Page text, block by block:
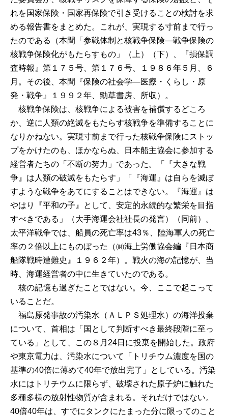
れを国家保険・国家再保険で引き受けることの検討を求
める報告書をまとめた。これが、実現する寸前まで行っ
たのである（本間「参戦体制と核戦争保険―戦争保険の
核戦争保険化がもたらすもの」（上）（下）、『損保調
査時報』第１７５号、第１７６号、１９８６年５月、６
月。その後、本間『保険の社会学―医療・くらし・原
発・戦争』１９９２年、勁草書房、所収）。
核戦争保険は、核戦争による被害を補償するどころ
か、逆に人類の絶滅をもたらす核戦争を準備することに
なりかねない。実現寸前まで行った核戦争保険にストッ
プをかけたのも、ほかならぬ、日本船主協会に参加する
経営者たちの「不断の努力」であった。「『大きな戦
争』は人類の破滅をもたらす」「『海運』は自らを滅ぼ
すような戦争をあてにすることはできない。『海運』は
やはり『平和の子』として、安定的永続的な繁栄を目指
すべきである」（大手海運会社社長の発言）（同前）。
太平洋戦争では、船員の死亡率は43％、陸海軍人の死亡
率の２倍以上にものぼった（㈶海上労働協会編『日本商
船隊戦時遭難史』１９６２年）。戦火の海の記憶が、当
時、海運経営者の中に生きていたのである。
核の記憶も過ぎたことではない。今、ここで起こって
いることだ。
福島原発事故の汚染水（ＡＬＰＳ処理水）の海洋投棄
について、首相は「国として判断すべき最終段階に至っ
ている」として、この８月24日に投棄を開始した。政府
や東京電力は、汚染水について「トリチウム濃度を国の
基準の40倍に薄めて40年で放出完了」としている。汚染
水にはトリチウムに限らず、破壊された原子炉に触れた
多種多様の放射性物質が含まれる。それだけではない。
40倍40年は、すでにタンクにたまった分に限ってのこと